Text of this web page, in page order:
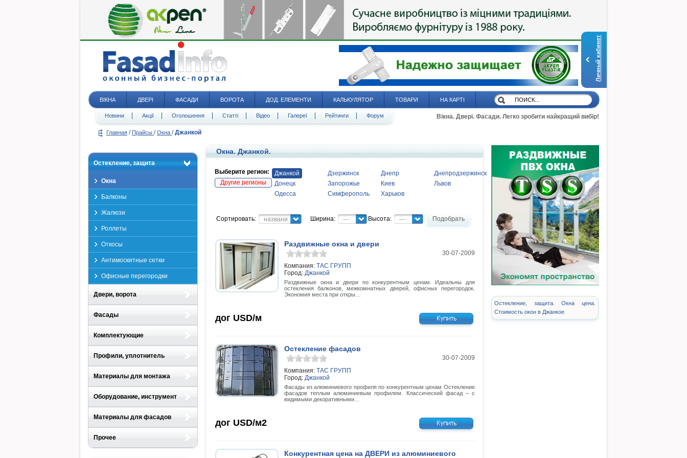
Личный кабинет
ВІКНА ДВЕРІ ФАСАДИ ВОРОТА ДОД. ЕЛЕМЕНТИ КАЛЬКУЛЯТОР ТОВАРИ НА КАРТІ
Новини Акції Оголошення Статті Відео Галереї Рейтинги Форум Вікна. Двері. Фасади. Легко зробити найкращий вибір!
Главная / Прайсы / Окна / Джанкой
Остекление, защита
Окна
Балконы
Жалюзи
Роллеты
Откосы
Антимоскитные сетки
Офисные перегородки
Двери, ворота
Фасады
Комплектующие
Профили, уплотнитель
Материалы для монтажа
Оборудование, инструмент
Материалы для фасадов
Прочее
Окна. Джанкой.
Выберите регион:
Другие регионы
Джанкой Дзержинск Днепр
Днепродзержинск
Донецк
Запорожье Киев
Львов
Одесса
Симферополь Харьков
Сортировать: название Ширина: --- Высота: --- Подобрать
Раздвижные окна и двери
30-07-2009
Компания: ТАС ГРУПП
Город: Джанкой
Раздвижные окна и двери по конкурентным ценам. Идеальны для
остекления балконов, межкомнатных дверей, офисных перегородок.
Экономия места при откры…
дог USD/м
Остекление фасадов
30-07-2009
Компания: ТАС ГРУПП
Город: Джанкой
Фасады из алюминиевого профиля по конкурентным ценам Остекление
фасадов теплым алюминиевым профилем. Классический фасад – с
видимыми декоративными…
дог USD/м2
Конкурентная цена на ДВЕРИ из алюминиевого
Остекление, защита. Окна цена.
Стоимость окон в Джанкое